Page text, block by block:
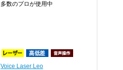
多数のプロが使用中
Voice Laser Leo